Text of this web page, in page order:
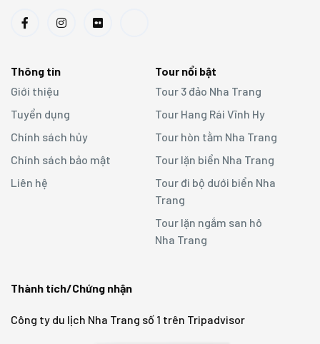
Thông tin
Giới thiệu
Tuyển dụng
Chính sách hủy
Chính sách bảo mật
Liên hệ
Tour nổi bật
Tour 3 đảo Nha Trang
Tour Hang Rái Vĩnh Hy
Tour hòn tằm Nha Trang
Tour lặn biển Nha Trang
Tour đi bộ dưới biển Nha
Trang
Tour lặn ngắm san hô
Nha Trang
Thành tích/Chứng nhận
Công ty du lịch Nha Trang số 1 trên Tripadvisor